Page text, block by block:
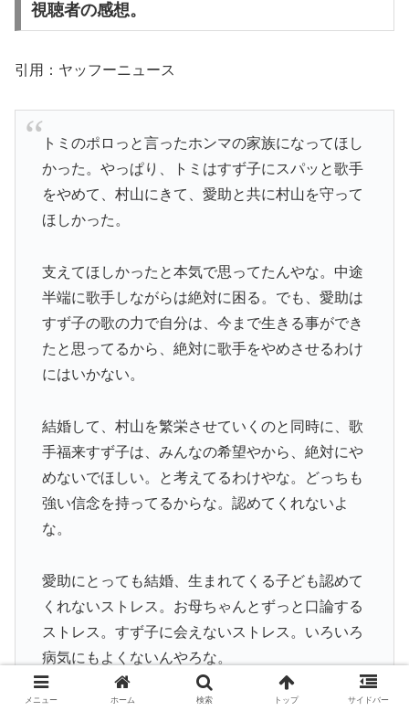
視聴者の感想。
引用：ヤッフーニュース
トミのポロっと言ったホンマの家族になってほし
かった。やっぱり、トミはすず子にスパッと歌手
をやめて、村山にきて、愛助と共に村山を守って
ほしかった。
支えてほしかったと本気で思ってたんやな。中途
半端に歌手しながらは絶対に困る。でも、愛助は
すず子の歌の力で自分は、今まで生きる事ができ
たと思ってるから、絶対に歌手をやめさせるわけ
にはいかない。
結婚して、村山を繁栄させていくのと同時に、歌
手福来すず子は、みんなの希望やから、絶対にや
めないでほしい。と考えてるわけやな。どっちも
強い信念を持ってるからな。認めてくれないよ
な。
愛助にとっても結婚、生まれてくる子ども認めて
くれないストレス。お母ちゃんとずっと口論する
ストレス。すず子に会えないストレス。いろいろ
病気にもよくないんやろな。
メニュー ホーム 検索 トップ サイドバー